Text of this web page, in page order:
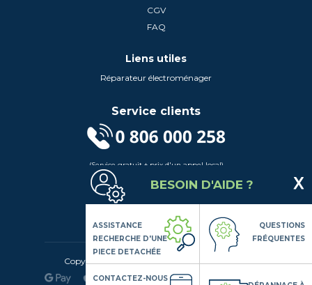
CGV
FAQ
Liens utiles
Réparateur électroménager
Service clients
(Service gratuit + prix d'un appel local)
Lundi au Vendredi de 9h à 18h
Contactez-Nous
Suivez-nous
Copyright© 2020 LSDLP, Tous droits réservés
BESOIN D'AIDE ?
ASSISTANCE
RECHERCHE D'UNE
PIECE DETACHÉE
QUESTIONS
FRÉQUENTES
CONTACTEZ-NOUS